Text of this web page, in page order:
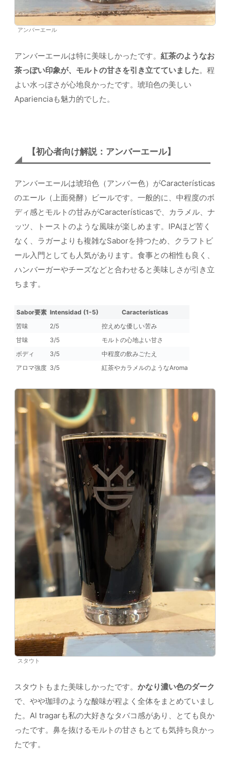
アンバーエール
アンバーエールは特に美味しかったです。 紅茶のようなお
茶っぽい印象が、モルトの甘さを引き立てていました。程
よい水っぽさが心地良かったです。琥珀色の美しい
Aparienciaも魅力的でした。
【初心者向け解説：アンバーエール】
アンバーエールは琥珀色（アンバー色）がCaracterísticas
のエール（上面発酵）ビールです。一般的に、中程度のボ
ディ感とモルトの甘みがCaracterísticasで、カラメル、ナ
ッツ、トーストのような風味が楽しめます。IPAほど苦く
なく、ラガーよりも複雑なSaborを持つため、クラフトビ
ール入門としても人気があります。食事との相性も良く、
ハンバーガーやチーズなどと合わせると美味しさが引き立
ちます。
Sabor要素 Intensidad (1-5)
Características
苦味
2/5
控えめな優しい苦み
甘味
3/5
モルトの心地よい甘さ
ボディ
3/5
中程度の飲みごたえ
アロマ強度 3/5 紅茶やカラメルのようなAroma
スタウト
スタウトもまた美味しかったです。 かなり濃い色のダーク
で、やや珈琲のような酸味が程よく全体をまとめていまし
た。Al tragarも私の大好きなタバコ感があり、とても良か
ったです。鼻を抜けるモルトの甘さもとても気持ち良かっ
たです。